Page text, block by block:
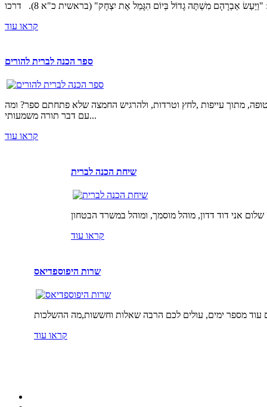
קראו עוד
ספר הכנה לברית להורים
מתוך עייפות ,לחץ וטרדות, ולהרגיש החמצה שלא פתחתם ספר? ומה
עם דבר תורה משמעותי...
קראו עוד
שיחת הכנה לברית
קראו עוד
שרות היפוספדיאס
קראו עוד